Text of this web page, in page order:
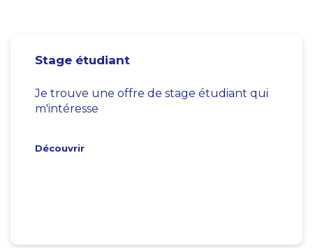
Stage étudiant
Je trouve une offre de stage étudiant qui
m'intéresse
Découvrir